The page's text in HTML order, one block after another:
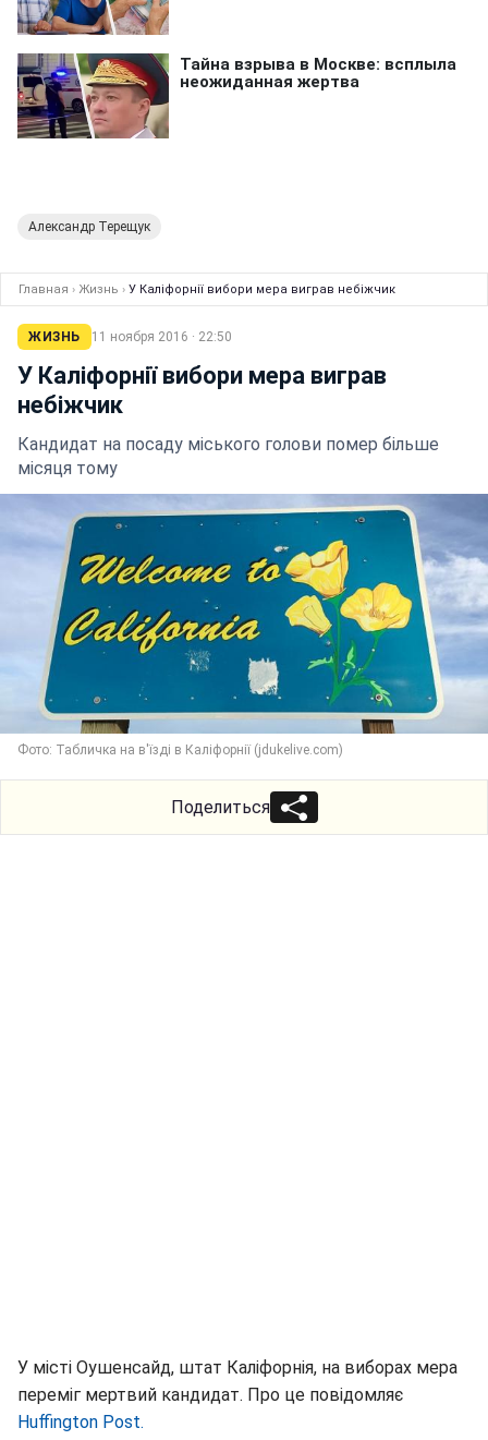
Александр Терещук
Главная › Жизнь › У Каліфорнії вибори мера виграв небіжчик
ЖИЗНЬ 11 ноября 2016 · 22:50
У Каліфорнії вибори мера виграв
небіжчик
Кандидат на посаду міського голови помер більше
місяця тому
Фото: Табличка на в'їзді в Каліфорнії (jdukelive.com)
Поделиться
У місті Оушенсайд, штат Каліфорнія, на виборах мера
переміг мертвий кандидат. Про це повідомляє
Huffington Post.